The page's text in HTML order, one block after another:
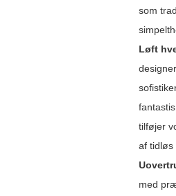
som
Løft
tilføjer
af tidløs
med